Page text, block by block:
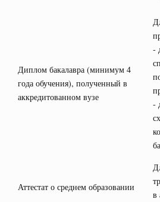
Диплом бакалавра (минимум 4
года обучения), полученный в
аккредитованном вузе
-
-
Аттестат о среднем образовании
в